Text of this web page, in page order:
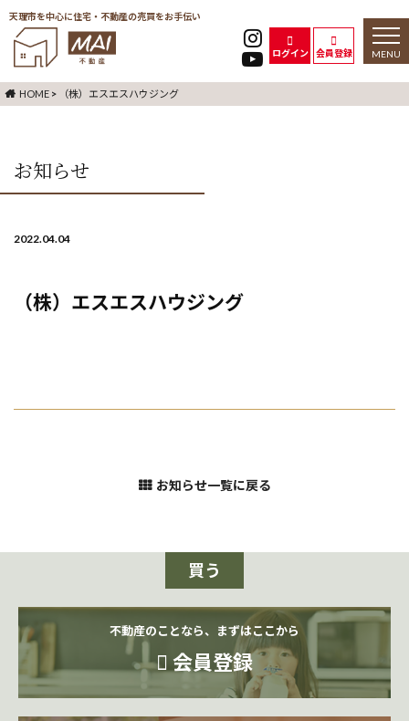
天理市を中心に住宅・不動産の売買をお手伝い
ログイン 会員登録
toggle
HOME > （株）エスエスハウジング
お知らせ
2022.04.04
（株）エスエスハウジング
お知らせ一覧に戻る
買う
不動産のことなら、まずはここから
会員登録